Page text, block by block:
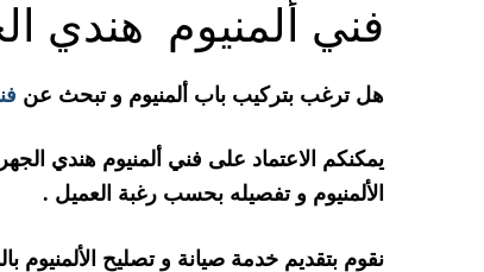
فني ألمنيوم هندي
هل ترغب بتركيب باب ألمنيوم و تبحث عن
يمكنكم الاعتماد على فني ألمنيوم هندي
الألمنيوم و تفصيله بحسب رغبة العميل .
نقوم بتقديم خدمة صيانة و تصليح الألمنيوم